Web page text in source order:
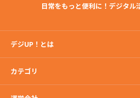
日常をもっと便利に！デジタル
デジUP！とは
カテゴリ